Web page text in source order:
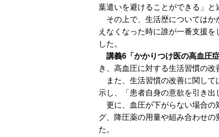
葉遣いを避けることができる」と
その上で、生活歴についてはか
えなくなった時に誰が一番支援
した。
講義6「かかりつけ医の高血圧症
き、高血圧に対する生活習慣の改
また、生活習慣の改善に関して
示し、「患者自身の意欲を引き出
更に、血圧が下がらない場合の
グ、降圧薬の用量や組み合わせ
た。